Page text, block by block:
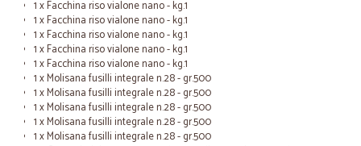
1 x Facchina riso vialone nano - kg.1
1 x Facchina riso vialone nano - kg.1
1 x Facchina riso vialone nano - kg.1
1 x Facchina riso vialone nano - kg.1
1 x Facchina riso vialone nano - kg.1
1 x Molisana fusilli integrale n.28 - gr.500
1 x Molisana fusilli integrale n.28 - gr.500
1 x Molisana fusilli integrale n.28 - gr.500
1 x Molisana fusilli integrale n.28 - gr.500
1 x Molisana fusilli integrale n.28 - gr.500